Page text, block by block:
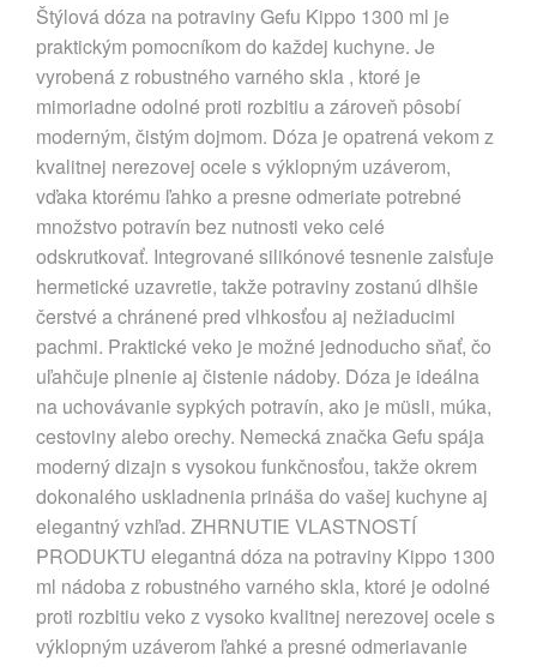
Štýlová dóza na potraviny Gefu Kippo 1300 ml je
praktickým pomocníkom do každej kuchyne. Je
vyrobená z robustného varného skla , ktoré je
mimoriadne odolné proti rozbitiu a zároveň pôsobí
moderným, čistým dojmom. Dóza je opatrená vekom z
kvalitnej nerezovej ocele s výklopným uzáverom,
vďaka ktorému ľahko a presne odmeriate potrebné
množstvo potravín bez nutnosti veko celé
odskrutkovať. Integrované silikónové tesnenie zaisťuje
hermetické uzavretie, takže potraviny zostanú dlhšie
čerstvé a chránené pred vlhkosťou aj nežiaducimi
pachmi. Praktické veko je možné jednoducho sňať, čo
uľahčuje plnenie aj čistenie nádoby. Dóza je ideálna
na uchovávanie sypkých potravín, ako je müsli, múka,
cestoviny alebo orechy. Nemecká značka Gefu spája
moderný dizajn s vysokou funkčnosťou, takže okrem
dokonalého uskladnenia prináša do vašej kuchyne aj
elegantný vzhľad. ZHRNUTIE VLASTNOSTÍ
PRODUKTU elegantná dóza na potraviny Kippo 1300
ml nádoba z robustného varného skla, ktoré je odolné
proti rozbitiu veko z vysoko kvalitnej nerezovej ocele s
výklopným uzáverom ľahké a presné odmeriavanie